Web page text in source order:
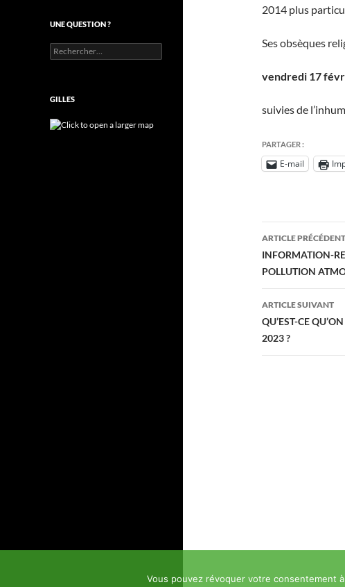
2014 plus
Ses obsèques
vendredi 17
suivies de
PARTAGER :
E-mail
Navigation
des
articles
ARTICLE PRÉCÉDENT
INFORMATION-
POLLUTION
ARTICLE SUIVANT
QU’EST-CE
2023 ?
UNE QUESTION ?
Rechercher :
GILLES
Vous pouvez révoquer votre consentement